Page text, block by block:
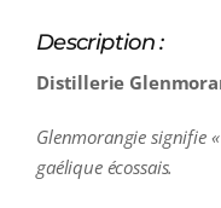
Description :
Distillerie
Glenmorangie signifie
gaélique écossais.